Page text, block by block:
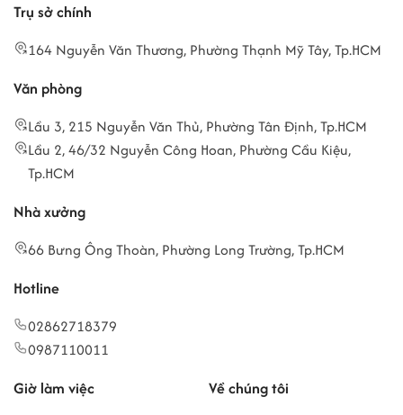
Trụ sở chính
164 Nguyễn Văn Thương, Phường Thạnh Mỹ Tây, Tp.HCM
Văn phòng
Lầu 3, 215 Nguyễn Văn Thủ, Phường Tân Định, Tp.HCM
Lầu 2, 46/32 Nguyễn Công Hoan, Phường Cầu Kiệu,
Tp.HCM
Nhà xưởng
66 Bưng Ông Thoàn, Phường Long Trường, Tp.HCM
Hotline
02862718379
0987110011
Giờ làm việc Về chúng tôi